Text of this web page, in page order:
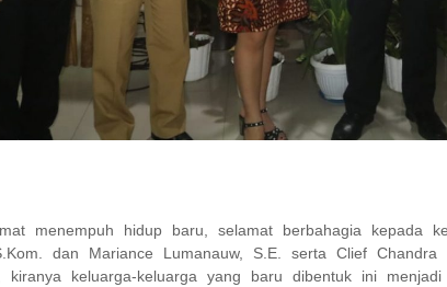
menempuh hidup baru, selamat berbahagia kepada
dan Mariance Lumanauw, S.E. serta Clief
kiranya keluarga-keluarga yang baru dibentuk ini